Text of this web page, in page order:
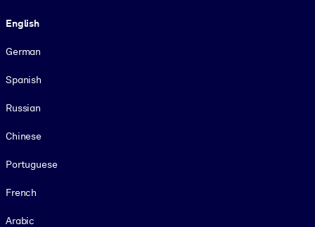
English
German
Spanish
Russian
Chinese
Portuguese
French
Arabic